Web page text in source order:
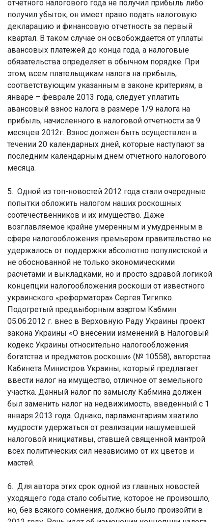
отчетного налогового года не получил прибыль либо
получил убыток, он имеет право подать налоговую
декларацию и финансовую отчетность за первый
квартал. В таком случае он освобождается от уплаты
авансовых платежей до конца года, а налоговые
обязательства определяет в обычном порядке. При
этом, всем плательщикам налога на прибыль,
соответствующим указанным в законе критериям, в
январе – феврале 2013 года, следует уплатить
авансовый взнос налога в размере 1/9 налога на
прибыль, начисленного в налоговой отчетности за 9
месяцев 2012г. Взнос должен быть осуществлен в
течении 20 календарных дней, которые наступают за
последним календарным днем отчетного налогового
месяца.
5. Одной из топ-новостей 2012 года стали очередные
попытки обложить налогом наших роскошных
соотечественников и их имущество. Даже
возглавляемое крайне умеренным и умудренным в
сфере налогообложения премьером правительство не
удержалось от поддержки абсолютно популистской и
не обоснованной не только экономическими
расчетами и выкладками, но и просто здравой логикой
концепции налогообложения роскоши от известного
украинского «реформатора» Сергея Тигипко.
Подогретый предвыборным азартом Кабмин
05.06.2012 г. внес в Верховную Раду Украины проект
закона Украины «О внесении изменений в Налоговый
кодекс Украины относительно налогообложения
богатства и предметов роскоши» (№ 10558), авторства
Кабинета Министров Украины, который предлагает
ввести налог на имущество, отличное от земельного
участка. Данный налог по замыслу Кабмина должен
был заменить налог на недвижимость, введенный с 1
января 2013 года. Однако, парламентариям хватило
мудрости удержаться от реализации нашумевшей
налоговой инициативы, ставшей священной мантрой
всех политических сил независимо от их цветов и
мастей.
6. Для автора этих срок одной из главных новостей
уходящего года стало событие, которое не произошло,
но, без всякого сомнения, должно было произойти в